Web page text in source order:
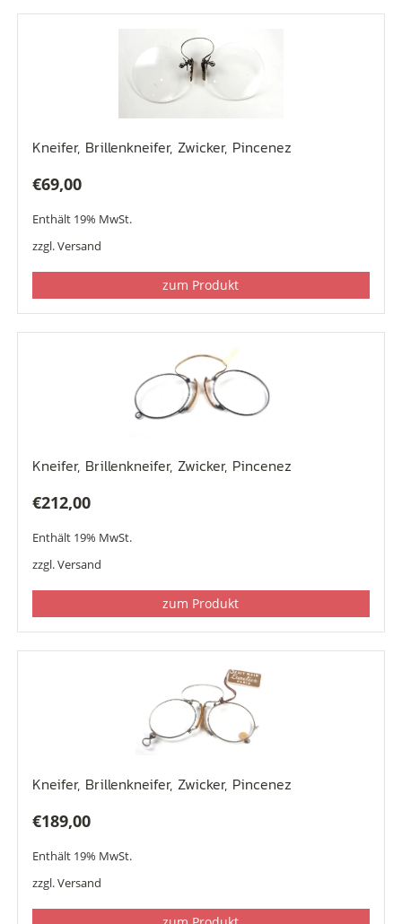
Kneifer, Brillenkneifer, Zwicker, Pincenez
€69,00
Enthält 19% MwSt.
zzgl.Versand
zum Produkt
Kneifer, Brillenkneifer, Zwicker, Pincenez
€212,00
Enthält 19% MwSt.
zzgl.Versand
zum Produkt
Kneifer, Brillenkneifer, Zwicker, Pincenez
€189,00
Enthält 19% MwSt.
zzgl.Versand